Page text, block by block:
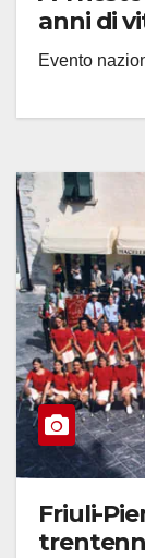
anni di
Evento
Friuli-